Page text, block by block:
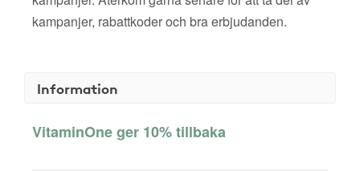
kampanjer, rabattkoder och bra erbjudanden.
Information
VitaminOne ger 10% tillbaka